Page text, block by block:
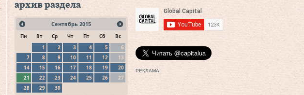
архив раздела
Сентябрь 2015
Пн Вт Ср Чт Пт Сб
Вс
1
2 3 4 5
6
7
8 9 10 11 12
13
14
15 16 17 18 19
20
21
22 23 24 25 26
27
28
29 30
РЕКЛАМА